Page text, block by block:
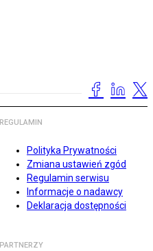
REGULAMIN
Polityka Prywatności
Zmiana ustawień zgód
Regulamin serwisu
Informacje o nadawcy
Deklaracja dostępności
PARTNERZY